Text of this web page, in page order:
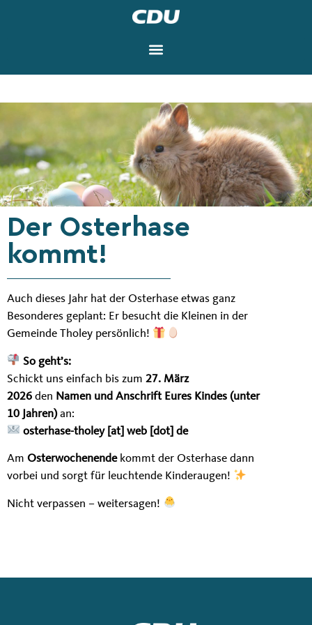
Der Osterhase
kommt!
Auch dieses Jahr hat der Osterhase etwas ganz
Besonderes geplant: Er besucht die Kleinen in der
Gemeinde Tholey persönlich!
So geht’s:
Schickt uns einfach bis zum 27. März
2026 den Namen und Anschrift Eures Kindes (unter
10 Jahren)an:
osterhase-tholey [at] web [dot] de
Am Osterwochenendekommt der Osterhase dann
vorbei und sorgt für leuchtende Kinderaugen!
Nicht verpassen – weitersagen!